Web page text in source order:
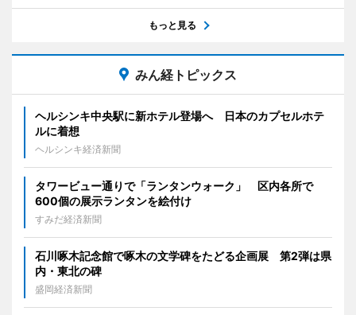
もっと見る
みん経トピックス
ヘルシンキ中央駅に新ホテル登場へ 日本のカプセルホテ
ルに着想
ヘルシンキ経済新聞
タワービュー通りで「ランタンウォーク」 区内各所で
600個の展示ランタンを絵付け
すみだ経済新聞
石川啄木記念館で啄木の文学碑をたどる企画展 第2弾は県
内・東北の碑
盛岡経済新聞